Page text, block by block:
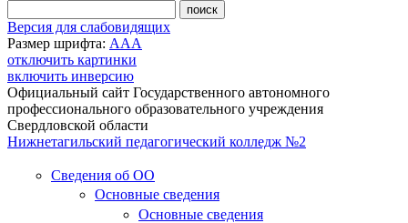
Версия для слабовидящих
Размер шрифта: AAA
отключить картинки
включить инверсию
Официальный сайт Государственного автономного
профессионального образовательного учреждения
Свердловской области
Нижнетагильский педагогический колледж №2
Сведения об ОО
Основные сведения
Основные сведения